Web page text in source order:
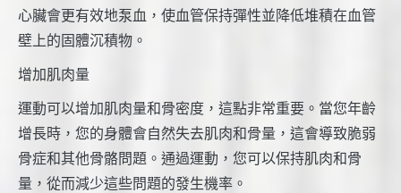
心臟會更有效地泵血，使血管保持彈性並降低堆積在血管
壁上的固體沉積物。
增加肌肉量
運動可以增加肌肉量和骨密度，這點非常重要。當您年齡
增長時，您的身體會自然失去肌肉和骨量，這會導致脆弱
骨症和其他骨骼問題。通過運動，您可以保持肌肉和骨
量，從而減少這些問題的發生機率。